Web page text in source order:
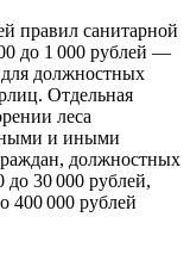
правил санитарной
до 1 000 рублей —
должностных
Отдельная
леса
и иными
должностных
30 000 рублей,
400 000 рублей